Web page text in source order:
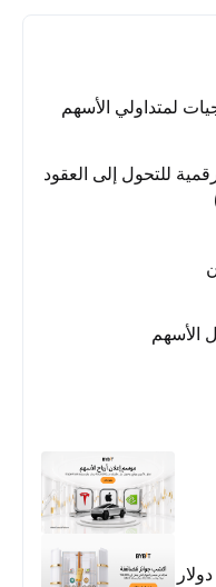
لمتداولي الأسهم
للتحول إلى العقود
دولار